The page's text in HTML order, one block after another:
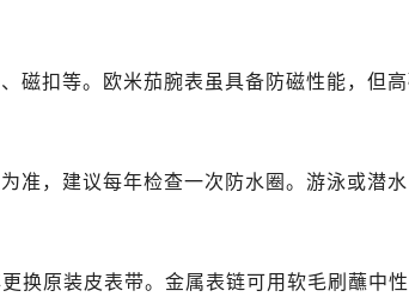
前预约）
约）
）
磁扣等。欧米茄腕表虽具备防磁性能，但
准，建议每年检查一次防水圈。游泳或潜水
换原装皮表带。金属表链可用软毛刷蘸中性